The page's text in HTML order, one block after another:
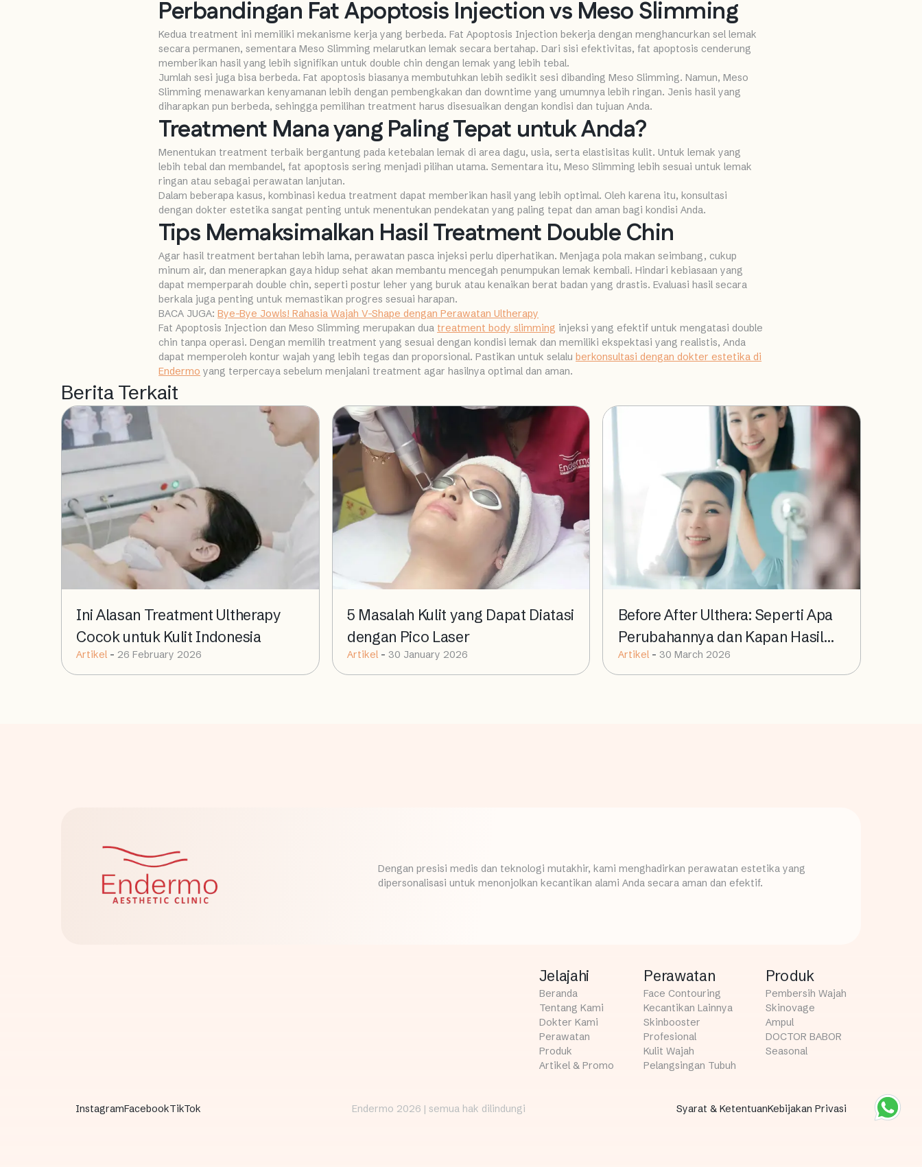
Perbandingan Fat Apoptosis Injection vs Meso Slimming
Kedua treatment ini memiliki mekanisme kerja yang berbeda. Fat Apoptosis Injection bekerja dengan menghancurkan sel lemak
secara permanen, sementara Meso Slimming melarutkan lemak secara bertahap. Dari sisi efektivitas, fat apoptosis cenderung
memberikan hasil yang lebih signifikan untuk double chin dengan lemak yang lebih tebal.
Jumlah sesi juga bisa berbeda. Fat apoptosis biasanya membutuhkan lebih sedikit sesi dibanding Meso Slimming. Namun, Meso
Slimming menawarkan kenyamanan lebih dengan pembengkakan dan downtime yang umumnya lebih ringan. Jenis hasil yang
diharapkan pun berbeda, sehingga pemilihan treatment harus disesuaikan dengan kondisi dan tujuan Anda.
Treatment Mana yang Paling Tepat untuk Anda?
Menentukan treatment terbaik bergantung pada ketebalan lemak di area dagu, usia, serta elastisitas kulit. Untuk lemak yang
lebih tebal dan membandel, fat apoptosis sering menjadi pilihan utama. Sementara itu, Meso Slimming lebih sesuai untuk lemak
ringan atau sebagai perawatan lanjutan.
Dalam beberapa kasus, kombinasi kedua treatment dapat memberikan hasil yang lebih optimal. Oleh karena itu, konsultasi
dengan dokter estetika sangat penting untuk menentukan pendekatan yang paling tepat dan aman bagi kondisi Anda.
Tips Memaksimalkan Hasil Treatment Double Chin
Agar hasil treatment bertahan lebih lama, perawatan pasca injeksi perlu diperhatikan. Menjaga pola makan seimbang, cukup
minum air, dan menerapkan gaya hidup sehat akan membantu mencegah penumpukan lemak kembali. Hindari kebiasaan yang
dapat memperparah double chin, seperti postur leher yang buruk atau kenaikan berat badan yang drastis. Evaluasi hasil secara
berkala juga penting untuk memastikan progres sesuai harapan.
BACA JUGA:Bye-Bye Jowls! Rahasia Wajah V-Shape dengan Perawatan Ultherapy
Fat Apoptosis Injection dan Meso Slimming merupakan dua treatment body slimming injeksi yang efektif untuk mengatasi double
chin tanpa operasi. Dengan memilih treatment yang sesuai dengan kondisi lemak dan memiliki ekspektasi yang realistis, Anda
dapat memperoleh kontur wajah yang lebih tegas dan proporsional. Pastikan untuk selalu berkonsultasi dengan dokter estetika di
Endermo yang terpercaya sebelum menjalani treatment agar hasilnya optimal dan aman.
Berita Terkait
Ini Alasan Treatment Ultherapy
Cocok untuk Kulit Indonesia
Artikel -26 February 2026
5 Masalah Kulit yang Dapat Diatasi
dengan Pico Laser
Artikel- 30 January 2026
Before After Ulthera: Seperti Apa
Perubahannya dan Kapan Hasil
Terlihat?
Artikel- 30 March 2026
Dengan presisi medis dan teknologi mutakhir, kami menghadirkan perawatan estetika yang
dipersonalisasi untuk menonjolkan kecantikan alami Anda secara aman dan efektif.
Jelajahi
Beranda
Tentang Kami
Dokter Kami
Perawatan
Produk
Artikel & Promo
Perawatan
Face Contouring
Kecantikan Lainnya
Skinbooster
Profesional
Kulit Wajah
Pelangsingan Tubuh
Produk
Pembersih Wajah
Skinovage
Ampul
DOCTOR BABOR
Seasonal
InstagramFacebookTikTok Endermo 2026 | semua hak dilindungi Syarat & KetentuanKebijakan Privasi